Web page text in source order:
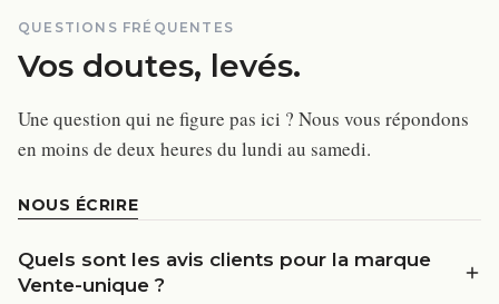
QUESTIONS FRÉQUENTES
Vos doutes, levés.
Une question qui ne figure pas ici ? Nous vous répondons
en moins de deux heures du lundi au samedi.
NOUS ÉCRIRE
Quels sont les avis clients pour la marque
Vente-unique ?